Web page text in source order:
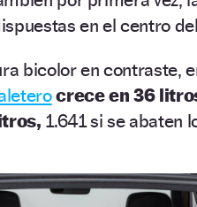
en el centro
bicolor en contraste,
crece en 36
1.641 si se abaten